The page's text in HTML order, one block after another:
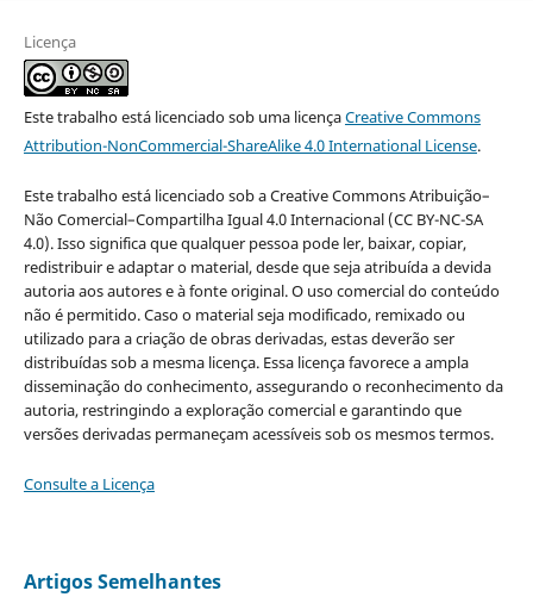
Licença
Este trabalho está licenciado sob uma licençaCreative Commons
Attribution-NonCommercial-ShareAlike 4.0 International License.
Este trabalho está licenciado sob a Creative Commons Atribuição–
Não Comercial–Compartilha Igual 4.0 Internacional (CC BY-NC-SA
4.0). Isso significa que qualquer pessoa pode ler, baixar, copiar,
redistribuir e adaptar o material, desde que seja atribuída a devida
autoria aos autores e à fonte original. O uso comercial do conteúdo
não é permitido. Caso o material seja modificado, remixado ou
utilizado para a criação de obras derivadas, estas deverão ser
distribuídas sob a mesma licença. Essa licença favorece a ampla
disseminação do conhecimento, assegurando o reconhecimento da
autoria, restringindo a exploração comercial e garantindo que
versões derivadas permaneçam acessíveis sob os mesmos termos.
Consulte a Licença
Artigos Semelhantes